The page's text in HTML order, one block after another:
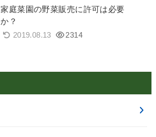
家庭菜園の野菜販売に許可は必要
か？
2019.08.13 2314